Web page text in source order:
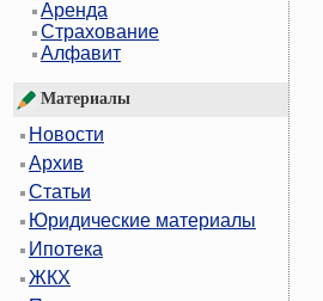
Аренда
Страхование
Алфавит
Материалы
Новости
Архив
Статьи
Юридические материалы
Ипотека
ЖКХ